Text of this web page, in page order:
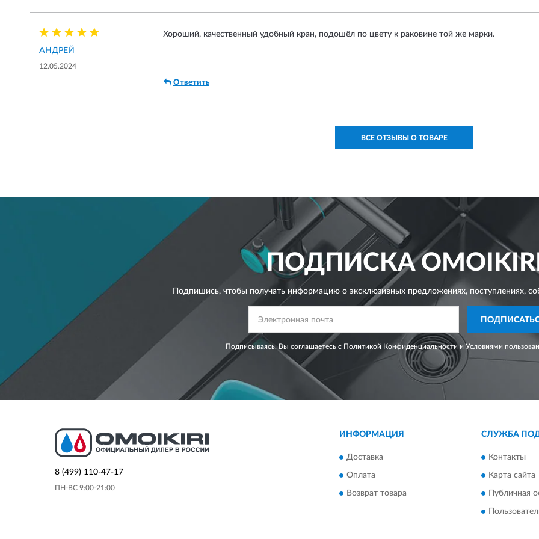
АНДРЕЙ
12.05.2024
Хороший, качественный удобный кран, подошёл по цвету к раковине той же марки.
Ответить
ВСЕ ОТЗЫВЫ О ТОВАРЕ
ПОДПИСКА
Подпишись, чтобы получать информацию о эксклюзивных предложениях,поступлениях,
Подписываясь, Вы соглашаетесь с Политикой Конфиденциальности иУсловиями
8 (499) 110-47-17
ПН-ВС 9:00-21:00
ИНФОРМАЦИЯ
Доставка
Оплата
Возврат товара
СЛУЖБА
Контакты
Карта сайта
Публичная